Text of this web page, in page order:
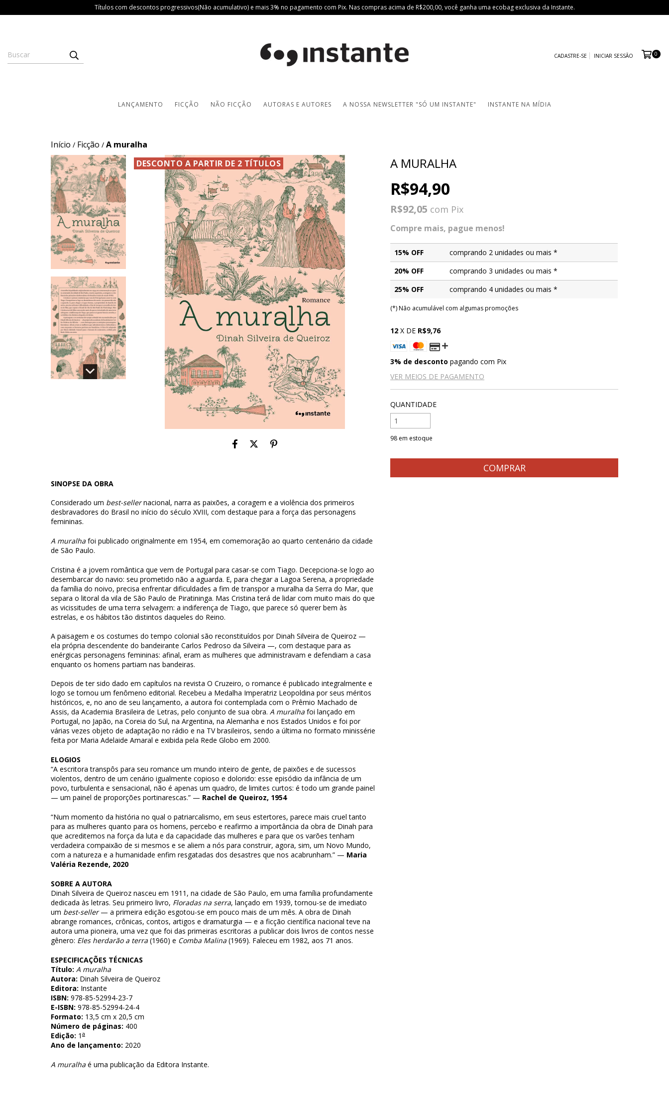
Títulos com descontos progressivos(Não acumulativo) e mais 3% no pagamento com Pix. Nas compras acima de R$200,00, você ganha uma ecobag exclusiva da Instante.
CADASTRE-SE INICIAR SESSÃO 0
LANÇAMENTO FICÇÃO NÃO FICÇÃO AUTORAS E AUTORES A NOSSA NEWSLETTER "SÓ UM INSTANTE" INSTANTE NA MÍDIA
Início / Ficção / A muralha
DESCONTO A PARTIR DE 2 TÍTULOS
SINOPSE DA OBRA
Considerado um best-sellernacional, narra as paixões, a coragem e a violência dos primeiros
desbravadores do Brasil no início do século XVIII, com destaque para a força das personagens
femininas.
A muralha foi publicado originalmente em 1954, em comemoração ao quarto centenário da cidade
de São Paulo.
Cristina é a jovem romântica que vem de Portugal para casar-se com Tiago. Decepciona-se logo ao
desembarcar do navio: seu prometido não a aguarda. E, para chegar a Lagoa Serena, a propriedade
da família do noivo, precisa enfrentar dificuldades a fim de transpor a muralha da Serra do Mar, que
separa o litoral da vila de São Paulo de Piratininga. Mas Cristina terá de lidar com muito mais do que
as vicissitudes de uma terra selvagem: a indiferença de Tiago, que parece só querer bem às
estrelas, e os hábitos tão distintos daqueles do Reino.
A paisagem e os costumes do tempo colonial são reconstituídos por Dinah Silveira de Queiroz —
ela própria descendente do bandeirante Carlos Pedroso da Silveira —, com destaque para as
enérgicas personagens femininas: afinal, eram as mulheres que administravam e defendiam a casa
enquanto os homens partiam nas bandeiras.
Depois de ter sido dado em capítulos na revista O Cruzeiro, o romance é publicado integralmente e
logo se tornou um fenômeno editorial. Recebeu a Medalha Imperatriz Leopoldina por seus méritos
históricos, e, no ano de seu lançamento, a autora foi contemplada com o Prêmio Machado de
Assis, da Academia Brasileira de Letras, pelo conjunto de sua obra. A muralha foi lançado em
Portugal, no Japão, na Coreia do Sul, na Argentina, na Alemanha e nos Estados Unidos e foi por
várias vezes objeto de adaptação no rádio e na TV brasileiros, sendo a última no formato minissérie
feita por Maria Adelaide Amaral e exibida pela Rede Globo em 2000.
ELOGIOS
“A escritora transpôs para seu romance um mundo inteiro de gente, de paixões e de sucessos
violentos, dentro de um cenário igualmente copioso e dolorido: esse episódio da infância de um
povo, turbulenta e sensacional, não é apenas um quadro, de limites curtos: é todo um grande painel
— um painel de proporções portinarescas.” — Rachel de Queiroz, 1954
“Num momento da história no qual o patriarcalismo, em seus estertores, parece mais cruel tanto
para as mulheres quanto para os homens, percebo e reafirmo a importância da obra de Dinah para
que acreditemos na força da luta e da capacidade das mulheres e para que os varões tenham
verdadeira compaixão de si mesmos e se aliem a nós para construir, agora, sim, um Novo Mundo,
com a natureza e a humanidade enfim resgatadas dos desastres que nos acabrunham.” — Maria
Valéria Rezende, 2020
SOBRE A AUTORA
Dinah Silveira de Queiroz nasceu em 1911, na cidade de São Paulo, em uma família profundamente
dedicada às letras. Seu primeiro livro, Floradas na serra, lançado em 1939, tornou-se de imediato
um best-seller— a primeira edição esgotou-se em pouco mais de um mês. A obra de Dinah
abrange romances, crônicas, contos, artigos e dramaturgia — e a ficção científica nacional teve na
autora uma pioneira, uma vez que foi das primeiras escritoras a publicar dois livros de contos nesse
gênero: Eles herdarão a terra (1960) e Comba Malina (1969). Faleceu em 1982, aos 71 anos.
ESPECIFICAÇÕES TÉCNICAS
Título: A muralha
Autora: Dinah Silveira de Queiroz
Editora: Instante
ISBN: 978-85-52994-23-7
E-ISBN: 978-85-52994-24-4
Formato: 13,5 cm x 20,5 cm
Número de páginas: 400
Edição: 1 a
Ano de lançamento: 2020
A muralha é uma publicação da Editora Instante.
A MURALHA
R$94,90
R$92,05 com Pix
Compre mais, pague menos!
15% OFF
comprando 2 unidades ou mais *
20% OFF
comprando 3 unidades ou mais *
25% OFF
comprando 4 unidades ou mais *
(*) Não acumulável com algumas promoções
12 X DE R$9,76
3% de desconto pagando com Pix
VER MEIOS DE PAGAMENTO
QUANTIDADE
98 em estoque